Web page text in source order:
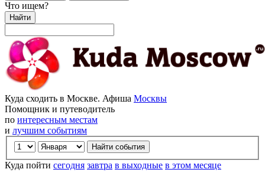
Что ищем?
Найти
Куда сходить в Москве. Афиша Москвы
Помощник и путеводитель
по интересным местам
и лучшим событиям
Куда пойти сегодня завтра в выходные в этом месяце